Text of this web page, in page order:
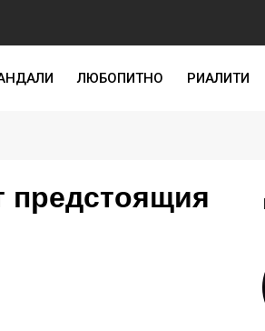
ЛЮБОПИТНО РИАЛИТИ
предстоящия